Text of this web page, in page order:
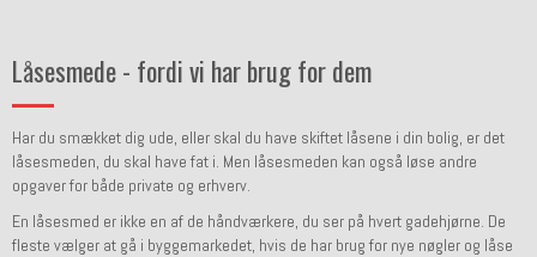
Låsesmede - fordi vi har brug for dem
Har du smækket dig ude, eller skal du have skiftet låsene i din bolig, er det
låsesmeden, du skal have fat i. Men låsesmeden kan også løse andre
opgaver for både private og erhverv.
En låsesmed er ikke en af de håndværkere, du ser på hvert gadehjørne. De
fleste vælger at gå i byggemarkedet, hvis de har brug for nye nøgler og låse